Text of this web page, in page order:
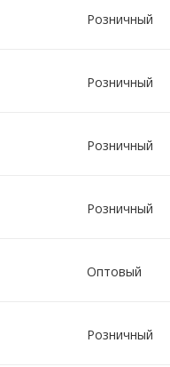
Розничный
Розничный
Розничный
Розничный
Оптовый
Розничный